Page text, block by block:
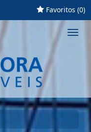
Favoritos (0)